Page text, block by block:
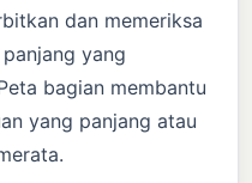
dan memeriksa
yang
bagian membantu
yang panjang atau